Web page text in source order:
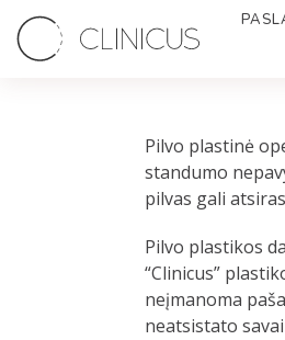
Pilvo plastinė
standumo
pilvas gali
Pilvo plastikos
“Clinicus”
neįmanoma
neatsistato